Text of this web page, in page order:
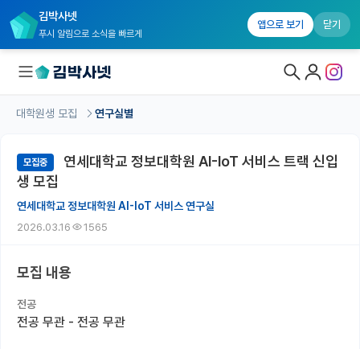
김박사넷
푸시 알림으로 소식을 빠르게
앱으로 보기 닫기
대학원생 모집 홈
기관별 모집 정보
연구실별 모집 정보
전공별 모집 정보
국내대학원 정보
대학원생 모집 연구실별
모집중
연세대학교 정보대학원 AI-IoT 서비스 트랙 신입
생 모집
연세대학교 정보대학원 AI-IoT 서비스 연구실
2026.03.16 1565
모집 내용
전공
전공 무관 - 전공 무관